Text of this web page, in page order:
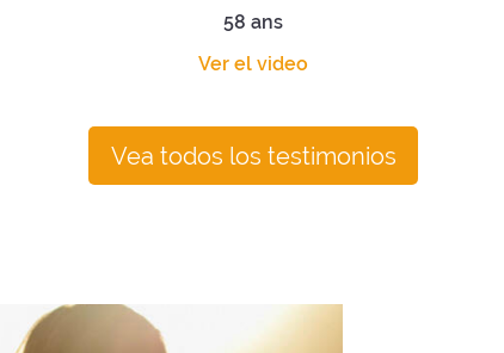
58 ans
Ver el video
Vea todos los testimonios